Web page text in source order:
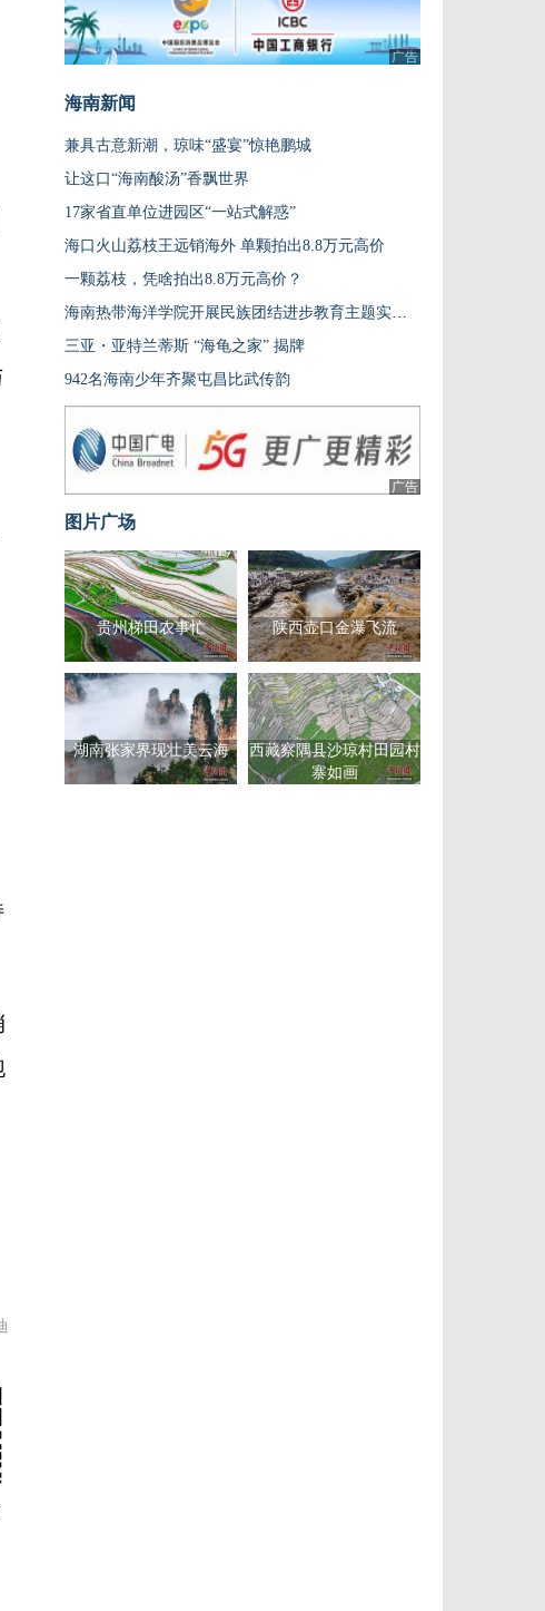
广告
海南新闻
兼具古意新潮，琼味“盛宴”惊艳鹏城
让这口“海南酸汤”香飘世界
17家省直单位进园区“一站式解惑”
海口火山荔枝王远销海外 单颗拍出8.8万元高价
一颗荔枝，凭啥拍出8.8万元高价？
海南热带海洋学院开展民族团结进步教育主题实践活动
三亚・亚特兰蒂斯 “海龟之家” 揭牌
942名海南少年齐聚屯昌比武传韵
广告
图片广场
贵州梯田农事忙 陕西壶口金瀑飞流
湖南张家界现壮美云海
西藏察隅县沙琼村田园村
寨如画